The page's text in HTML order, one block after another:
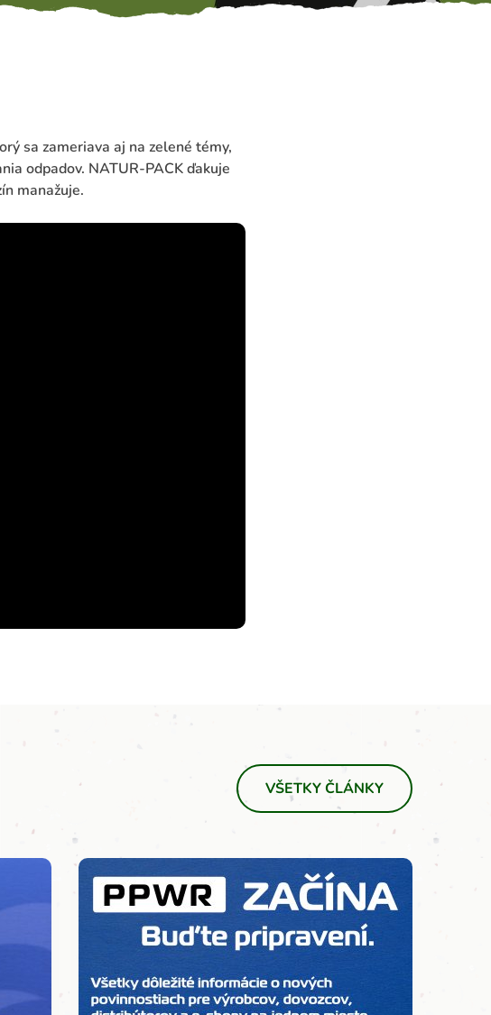
sa zameriava aj na zelené témy,
odpadov. NATUR-PACK ďakuje
manažuje.
VŠETKY ČLÁNKY